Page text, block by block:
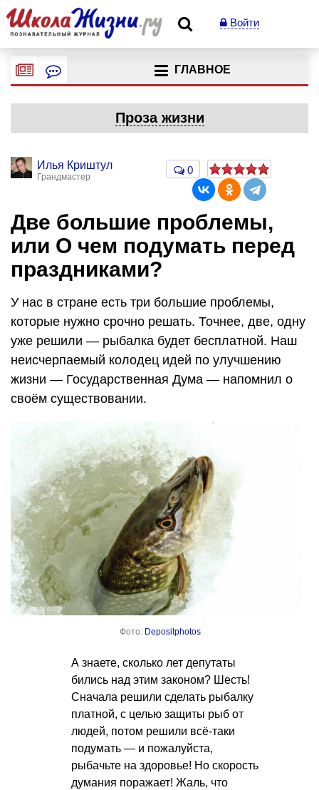
Войти
ГЛАВНОЕ
Проза жизни
Илья Криштул
Грандмастер
0
Две большие проблемы,
или О чем подумать перед
праздниками?
У нас в стране есть три большие проблемы,
которые нужно срочно решать. Точнее, две, одну
уже решили — рыбалка будет бесплатной. Наш
неисчерпаемый колодец идей по улучшению
жизни — Государственная Дума — напомнил о
своём существовании.
Фото: Depositphotos
А знаете, сколько лет депутаты
бились над этим законом? Шесть!
Сначала решили сделать рыбалку
платной, с целью защиты рыб от
людей, потом решили всё-таки
подумать — и пожалуйста,
рыбачьте на здоровье! Но скорость
думания поражает! Жаль, что